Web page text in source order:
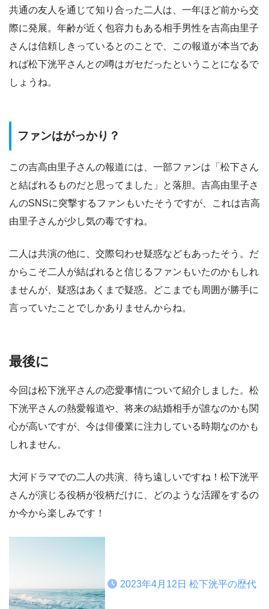
共通の友人を通じて知り合った二人は、一年ほど前から交
際に発展。年齢が近く包容力もある相手男性を吉高由里子
さんは信頼しきっているとのことで、この報道が本当であ
れば松下洸平さんとの噂はガセだったということになるで
しょうね。
ファンはがっかり？
この吉高由里子さんの報道には、一部ファンは「松下さん
と結ばれるものだと思ってました」と落胆。吉高由里子さ
んのSNSに突撃するファンもいたそうですが、これは吉高
由里子さんが少し気の毒ですね。
二人は共演の他に、交際匂わせ疑惑などもあったそう。だ
からこそ二人が結ばれると信じるファンもいたのかもしれ
ませんが、疑惑はあくまで疑惑。どこまでも周囲が勝手に
言っていたことでしかありませんからね。
最後に
今回は松下洸平さんの恋愛事情について紹介しました。松
下洸平さんの熱愛報道や、将来の結婚相手が誰なのかも関
心が高いですが、今は俳優業に注力している時期なのかも
しれません。
大河ドラマでの二人の共演、待ち遠しいですね！松下洸平
さんが演じる役柄が役柄だけに、どのような活躍をするの
か今から楽しみです！
2023年4月12日 松下洸平の歴代